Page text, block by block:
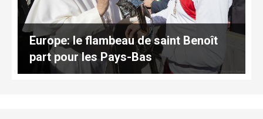
Europe: le flambeau de saint Benoît
part pour les Pays-Bas